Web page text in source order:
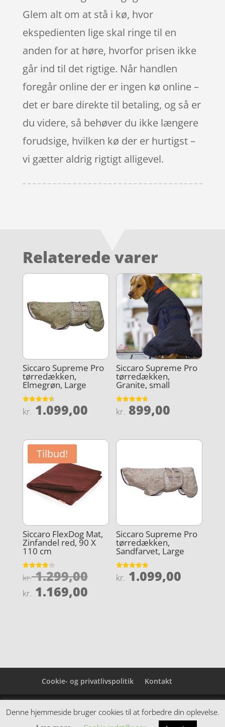
Glem alt om at stå i kø, hvor
ekspedienten lige skal ringe til en
anden for at høre, hvorfor prisen ikke
går ind til det rigtige. Når handlen
foregår online der er ingen kø online –
det er bare direkte til betaling, og så er
du videre, så behøver du ikke længere
forudsige, hvilken kø der er hurtigst –
vi gætter aldrig rigtigt alligevel.
Relaterede varer
Siccaro Supreme Pro
tørredækken,
Elmegrøn, Large
Vurderet
4.6
kr. 1.099,00
Siccaro Supreme Pro
tørredækken,
Granite, small
Vurderet
4.7
kr. 899,00
Tilbud!
Siccaro FlexDog Mat,
Zinfandel red, 90 X
110 cm
Vurderet
4.2
kr.1.299,00Den
oprindelige
kr. 1.169,00Den
Siccaro Supreme Pro
tørredækken,
Sandfarvet, Large
Vurderet
4.8
kr. 1.099,00
Cookie- og privatlivspolitik Kontakt
Denne hjemmeside samler et bredt udvalg af
spændende varer. Siden er et affiiliatesite, og nogle
Denne hjemmeside bruger cookies til at forbedre din oplevelse.